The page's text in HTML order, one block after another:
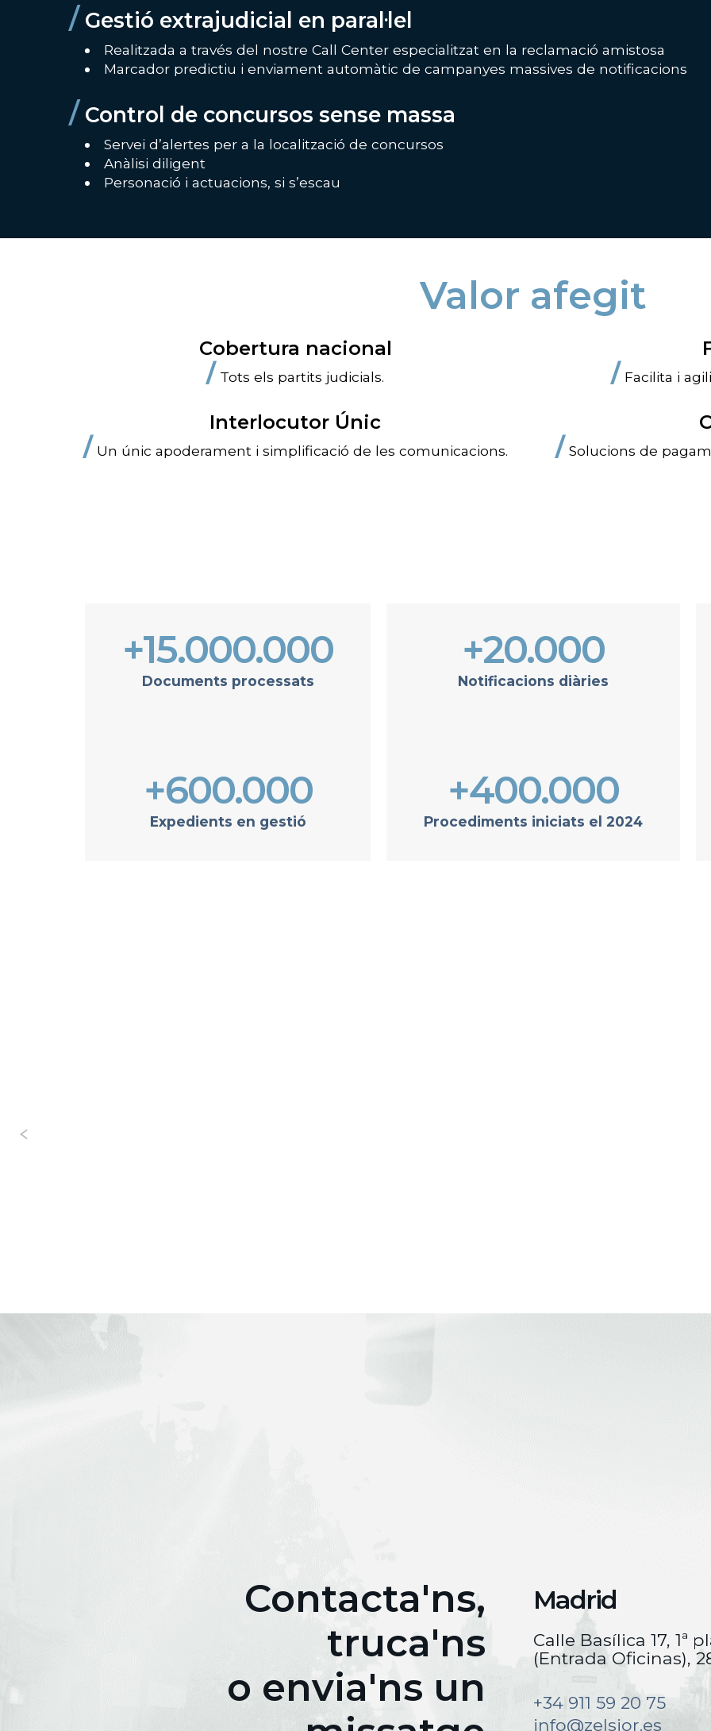
/ Gestió extrajudicial en paral·lel
Realitzada a través del nostre Call Center especialitzat en la reclamació amistosa
Marcador predictiu i enviament automàtic de campanyes massives de notificacions
/ Control de concursos sense massa
Servei d’alertes per a la localització de concursos
Anàlisi diligent
Personació i actuacions, si s’escau
Valor afegit
Cobertura nacional
/ Tots els partits judicials.
Interlocutor Únic
/ Un únic apoderament i simplificació de les comunicacions.
/ Facilita i
/ Solucions de
+15.000.000
Documents processats
+600.000
Expedients en gestió
+20.000
Notificacions diàries
+400.000
Procediments iniciats el 2024
Contacta'ns,
truca'ns
o envia'ns un
Madrid
Calle Basílica 17, 1ª
(Entrada Oficinas),
+34 911 59 20 75
info@zelsior.es